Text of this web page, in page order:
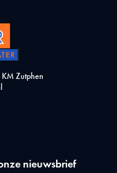
Zutphen
nieuwsbrief